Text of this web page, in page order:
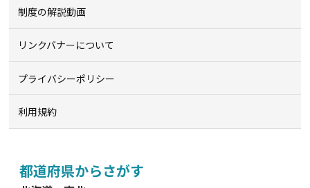
制度の解説動画
リンクバナーについて
プライバシーポリシー
利用規約
都道府県からさがす